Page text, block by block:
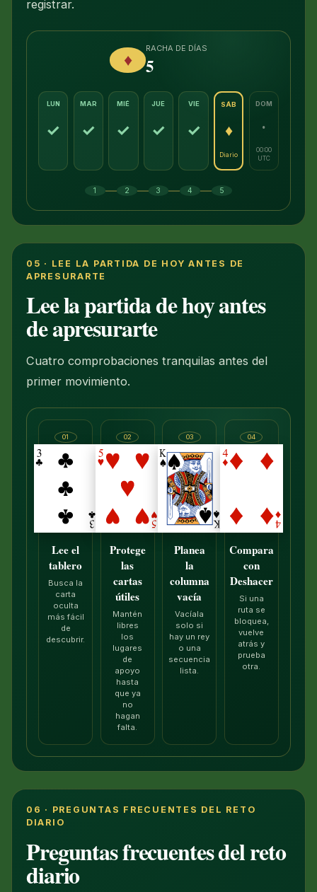
registrar.
♦
RACHA DE DÍAS
5
LUN
✓
MAR
✓
MIÉ
✓
JUE
✓
VIE
✓
SÁB
♦
Diario
DOM
·
00:00
UTC
1 — 2 — 3 — 4 — 5
05 · LEE LA PARTIDA DE HOY ANTES DE
APRESURARTE
Lee la partida de hoy antes
de apresurarte
Cuatro comprobaciones tranquilas antes del
primer movimiento.
01
Lee el
tablero
Busca la
carta
oculta
más fácil
de
descubrir.
02
Protege
las
cartas
útiles
Mantén
libres
los
lugares
de
apoyo
hasta
que ya
no
hagan
falta.
03
Planea
la
columna
vacía
Vacíala
solo si
hay un rey
o una
secuencia
lista.
04
Compara
con
Deshacer
Si una
ruta se
bloquea,
vuelve
atrás y
prueba
otra.
06 · PREGUNTAS FRECUENTES DEL RETO
DIARIO
Preguntas frecuentes del reto
diario